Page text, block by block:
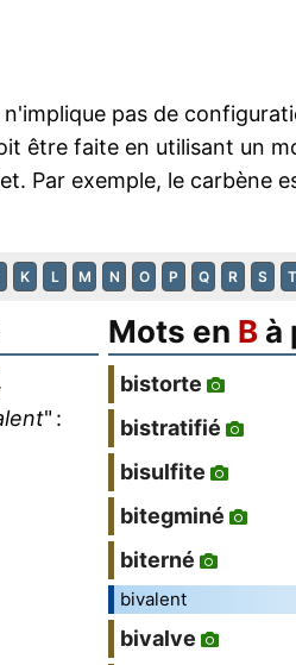
n'implique pas de
être faite en utilisant un
Par exemple, le carbène
K L M N O P Q R S T
" :
Mots en B à
bistorte
bistratifié
bisulfite
bitegminé
biterné
bivalent
bivalve